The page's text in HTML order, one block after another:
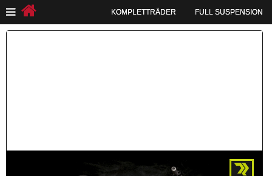
KOMPLETTRÄDER FULL SUSPENSION